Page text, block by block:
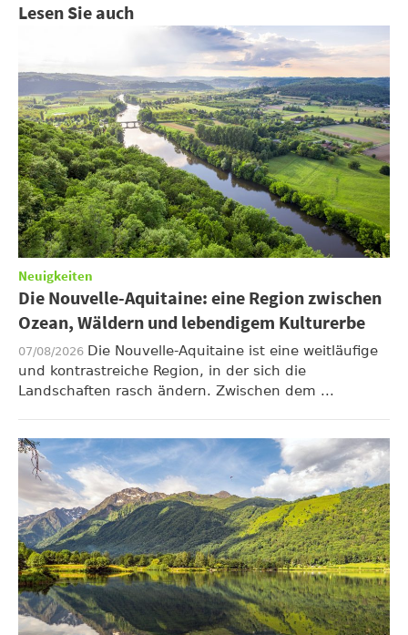
Lesen Sie auch
Neuigkeiten
Die Nouvelle-Aquitaine: eine Region zwischen
Ozean, Wäldern und lebendigem Kulturerbe
07/08/2026 Die Nouvelle-Aquitaine ist eine weitläufige
und kontrastreiche Region, in der sich die
Landschaften rasch ändern. Zwischen dem ...